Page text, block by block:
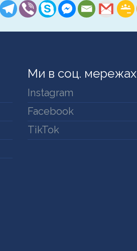
Ми в соц. мережах
Instagram
Facebook
TikTok